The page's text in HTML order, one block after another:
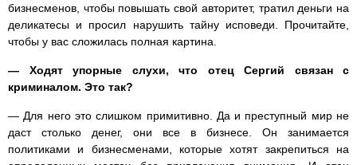
бизнесменов, чтобы повышать свой авторитет, тратил деньги на
деликатесы и просил нарушить тайну исповеди. Прочитайте,
чтобы у вас сложилась полная картина.
— Ходят упорные слухи, что отец Сергий связан с
криминалом. Это так?
— Для него это слишком примитивно. Да и преступный мир не
даст столько денег, они все в бизнесе. Он занимается
политиками и бизнесменами, которые хотят закрепиться на